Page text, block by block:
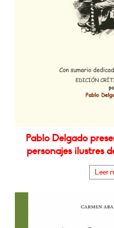
Pablo Delgado
personajes ilustres
Leer